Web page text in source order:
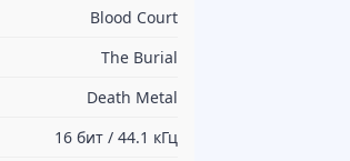
Blood Court
The Burial
Death Metal
16 бит / 44.1 кГц